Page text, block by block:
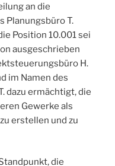
an die
Planungsbüro T.
Position 10.001 sei
ausgeschrieben
H.
im Namen des
dazu ermächtigt, die
Gewerke als
erstellen und zu
die